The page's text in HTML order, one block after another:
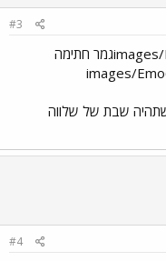
#3
../images/Emo126.gif../images/Emo63.gifגמר חתימה
שבת של שלווה
#4